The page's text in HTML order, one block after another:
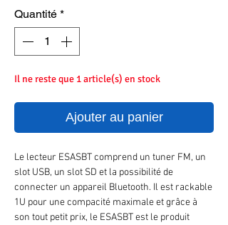
Quantité *
Il ne reste que 1 article(s) en stock
Ajouter au panier
Le lecteur ESASBT comprend un tuner FM, un
slot USB, un slot SD et la possibilité de
connecter un appareil Bluetooth. Il est rackable
1U pour une compacité maximale et grâce à
son tout petit prix, le ESASBT est le produit